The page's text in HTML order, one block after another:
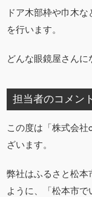
ドア木部枠や巾木
を行います。
どんな眼鏡屋さんに
担当者のコメント
この度は「株式会
ざいます。
弊社はふるさと松本
ように、「松本市